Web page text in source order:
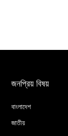
জনপ্রিয় বিষয়
বাংলাদেশ
জাতীয়